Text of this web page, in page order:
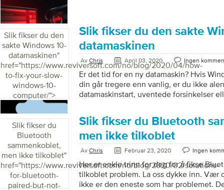
optimaliseres annonser for bedre å
vil kjøpe og når. Hvordan annonsører får
Annonseplattformer som Google,
osv. får informasjonen din gjennom data
Slik fikser du den
sakte Windows 10-
datamaskinen"
href="https://www.reviversoft.com/no/blog/2020/04/how-
to-fix-your-slow-
windows-10-
computer/">
Slik fikser du den sakte
datamaskinen
Av Chris April 03, 2020 Ingen
Er det tid for en ny datamaskin? Hvis
din går tregere enn vanlig, er du ikke
datamaskinstart, uventede forsinkelser
Men ikke kjøp en ny datamaskin ennå.
og effektive rettelser for å få
du kanskje klarer å styre selv. Hvis du
selv, er det en enda mer praktisk og
PCReviver, som kan bidra til å […]
Slik fikser du
Bluetooth
sammenkoblet,
men ikke tilkoblet"
href="https://www.reviversoft.com/no/blog/2020/02/solutions-
for-bluetooth-
paired-but-not-
Slik fikser du Bluetooth
men ikke tilkoblet
Av Chris Februar 23, 2020 Ingen
Her er enkle trinn for deg for å fikse
tilkoblet problem. La oss dykke inn. Vær
ikke er den eneste som har problemet.